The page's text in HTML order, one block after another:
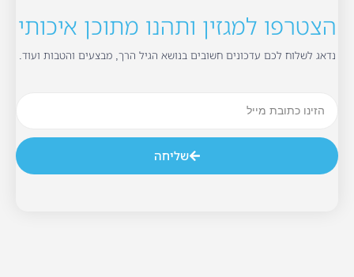
הצטרפו למגזין ותהנו מתוכן איכותי
נדאג לשלוח לכם עדכונים חשובים בנושא הגיל הרך, מבצעים והטבות ועוד.
שליחה